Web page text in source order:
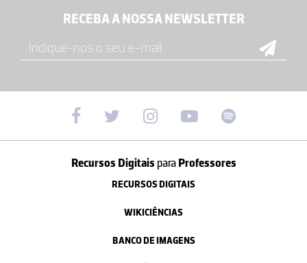
RECEBA A NOSSA NEWSLETTER
Recursos Digitais paraProfessores
RECURSOS DIGITAIS
WIKICIÊNCIAS
BANCO DE IMAGENS